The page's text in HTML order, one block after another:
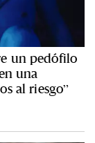
un pedófilo
una
al riesgo”